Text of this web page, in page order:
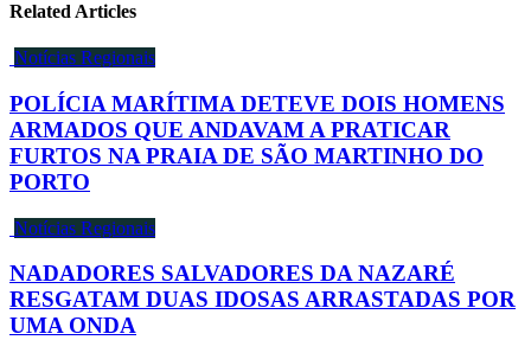
Related Articles
Notícias Regionais
POLÍCIA MARÍTIMA DETEVE DOIS HOMENS
ARMADOS QUE ANDAVAM A PRATICAR
FURTOS NA PRAIA DE SÃO MARTINHO DO
PORTO
Notícias Regionais
NADADORES SALVADORES DA NAZARÉ
RESGATAM DUAS IDOSAS ARRASTADAS POR
UMA ONDA